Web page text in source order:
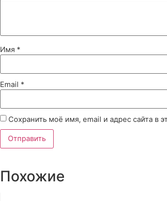
Имя *
Email *
Сохранить моё имя, email и адрес сайта в
Похожие